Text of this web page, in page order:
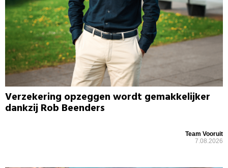
Verzekering opzeggen wordt gemakkelijker
dankzij Rob Beenders
Team Vooruit
7.08.2026